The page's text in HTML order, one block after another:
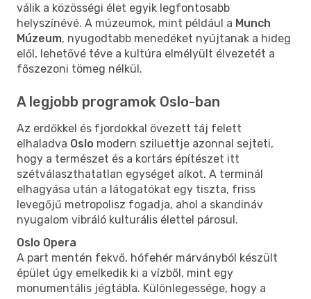
válik a közösségi élet egyik legfontosabb
helyszínévé. A múzeumok, mint például a Munch
Múzeum, nyugodtabb menedéket nyújtanak a hideg
elől, lehetővé téve a kultúra elmélyült élvezetét a
főszezoni tömeg nélkül.
A legjobb programok Oslo-ban
Az erdőkkel és fjordokkal övezett táj felett
elhaladva Oslo modern sziluettje azonnal sejteti,
hogy a természet és a kortárs építészet itt
szétválaszthatatlan egységet alkot. A terminál
elhagyása után a látogatókat egy tiszta, friss
levegőjű metropolisz fogadja, ahol a skandináv
nyugalom vibráló kulturális élettel párosul.
Oslo Opera
A part mentén fekvő, hófehér márványból készült
épület úgy emelkedik ki a vízből, mint egy
monumentális jégtábla. Különlegessége, hogy a